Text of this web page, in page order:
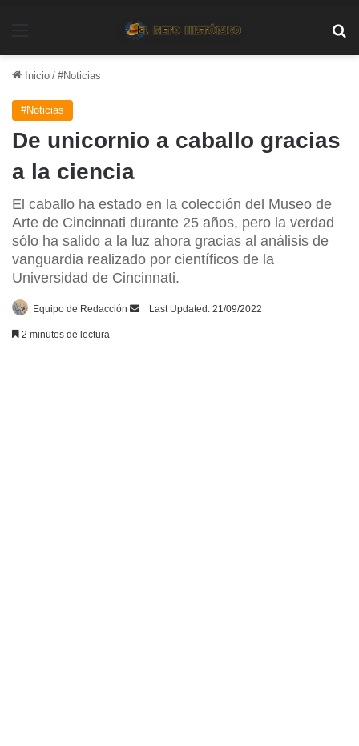
Inicio / #Noticias
#Noticias
De unicornio a caballo gracias
a la ciencia
El caballo ha estado en la colección del Museo de
Arte de Cincinnati durante 25 años, pero la verdad
sólo ha salido a la luz ahora gracias al análisis de
vanguardia realizado por científicos de la
Universidad de Cincinnati.
Equipo de Redacción
SendLast Updated: 21/09/2022
2 minutos de lectura